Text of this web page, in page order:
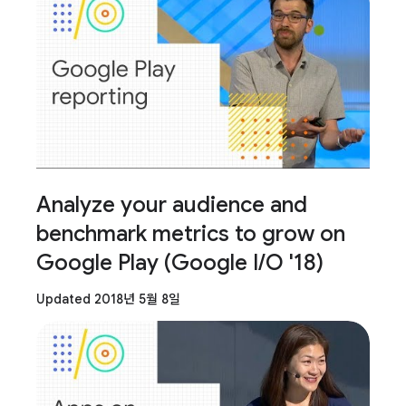
Analyze your audience and
benchmark metrics to grow on
Google Play (Google I/O '18)
Updated 2018년 5월 8일